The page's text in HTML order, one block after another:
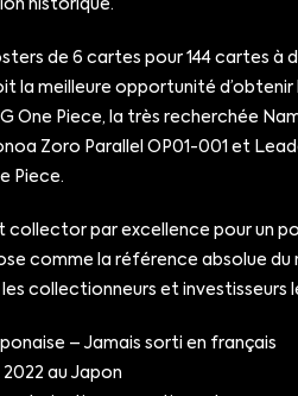
historique.
de 6 cartes pour 144 cartes à
la meilleure opportunité
Piece, la très recherchée
Zoro Parallel OP01-001 et
Piece.
collector par excellence pour un
comme la référence absolue
collectionneurs et investisseurs
– Jamais sorti en français
au Japon